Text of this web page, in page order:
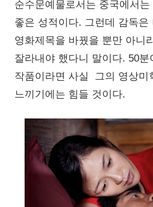
순수문예물로서는 중국에서
좋은 성적이다. 그런데 감독은
영화제목을 바꿨을 뿐만 아니
잘라내야 했다니 말이다. 50분
작품이라면 사실 그의 영상미
느끼기에는 힘들 것이다.